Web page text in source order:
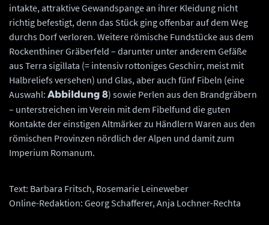
intakte, attraktive Gewandspange an ihrer Kleidung nicht
richtig befestigt, denn das Stück ging offenbar auf dem Weg
durchs Dorf verloren. Weitere römische Fundstücke aus dem
Rockenthiner Gräberfeld – darunter unter anderem Gefäße
aus Terra sigillata (= intensiv rottoniges Geschirr, meist mit
Halbreliefs versehen) und Glas, aber auch fünf Fibeln (eine
Auswahl: Abbildung 8) sowie Perlen aus den Brandgräbern
– unterstreichen im Verein mit dem Fibelfund die guten
Kontakte der einstigen Altmärker zu Händlern Waren aus den
römischen Provinzen nördlich der Alpen und damit zum
Imperium Romanum.
Text: Barbara Fritsch, Rosemarie Leineweber
Online-Redaktion: Georg Schafferer, Anja Lochner-Rechta